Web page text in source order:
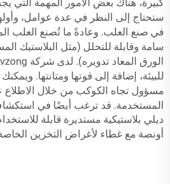
كبيرة، هناك بعض الأمور المهمة التي
ستحتاج إلى النظر في عدة عوامل،
في صنع العلب. وعادةً ما تُصنع العلب
سامة وقابلة للتحلل (مثل البلاستيك
للبيئة، إضافة إلى قوتها ومتانتها.
مسؤول تجاه الكوكب من خلال الاطلاع
المستخدمة. قد ترغب أيضًا في
أونصة مع غطاء لأغراض التخزين